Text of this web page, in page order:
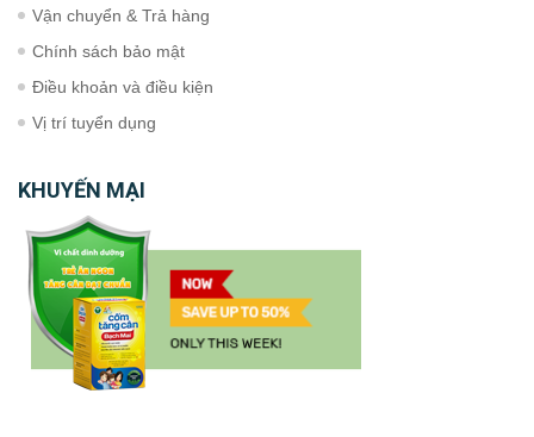
Vận chuyển & Trả hàng
Chính sách bảo mật
Điều khoản và điều kiện
Vị trí tuyển dụng
KHUYẾN MẠI